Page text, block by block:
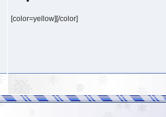
[color=yellow][/color]